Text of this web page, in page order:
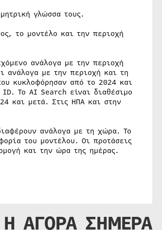
γλώσσα τους.
το μοντέλο και την περιοχή
ανάλογα με την περιοχή
ανάλογα με την περιοχή και τη
κυκλοφόρησαν από το 2024 και
Το AI Search είναι διαθέσιμο
και μετά. Στις ΗΠΑ και στην
ανάλογα με τη χώρα. Το
του μοντέλου. Οι προτάσεις
και την ώρα της ημέρας.
Η ΑΓΟΡΑ ΣΗΜΕΡΑ